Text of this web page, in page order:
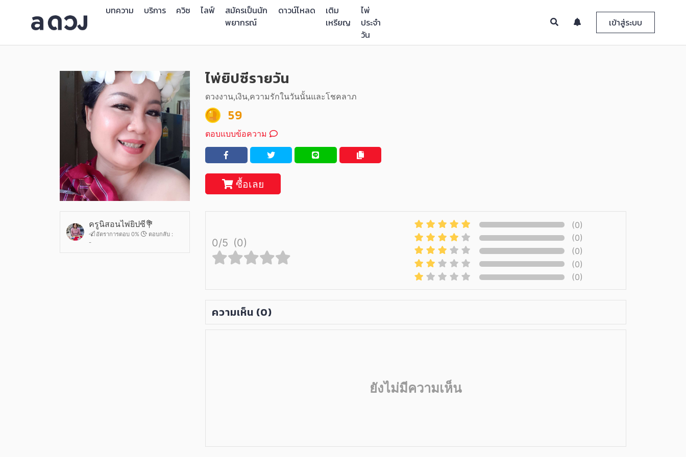
บทความ บริการ ควิซ ไลฟ์
สมัครเป็นนัก
พยากรณ์
ดาวน์โหลด
เติม
เหรียญ
ไพ่
ประจำ
วัน
เข้าสู่ระบบ
ไพ่ยิปซีรายวัน
ดวงงาน,เงิน,ความรักในวันนั้นและโชคลาภ
59
ตอบแบบข้อความ
ซื้อเลย
ครูนิสอนไพ่ยิปซี💐
อัตราการตอบ 0%
ตอบกลับ :
-
0/5 (0)
(0)
(0)
(0)
(0)
(0)
ความเห็น (0)
ยังไม่มีความเห็น